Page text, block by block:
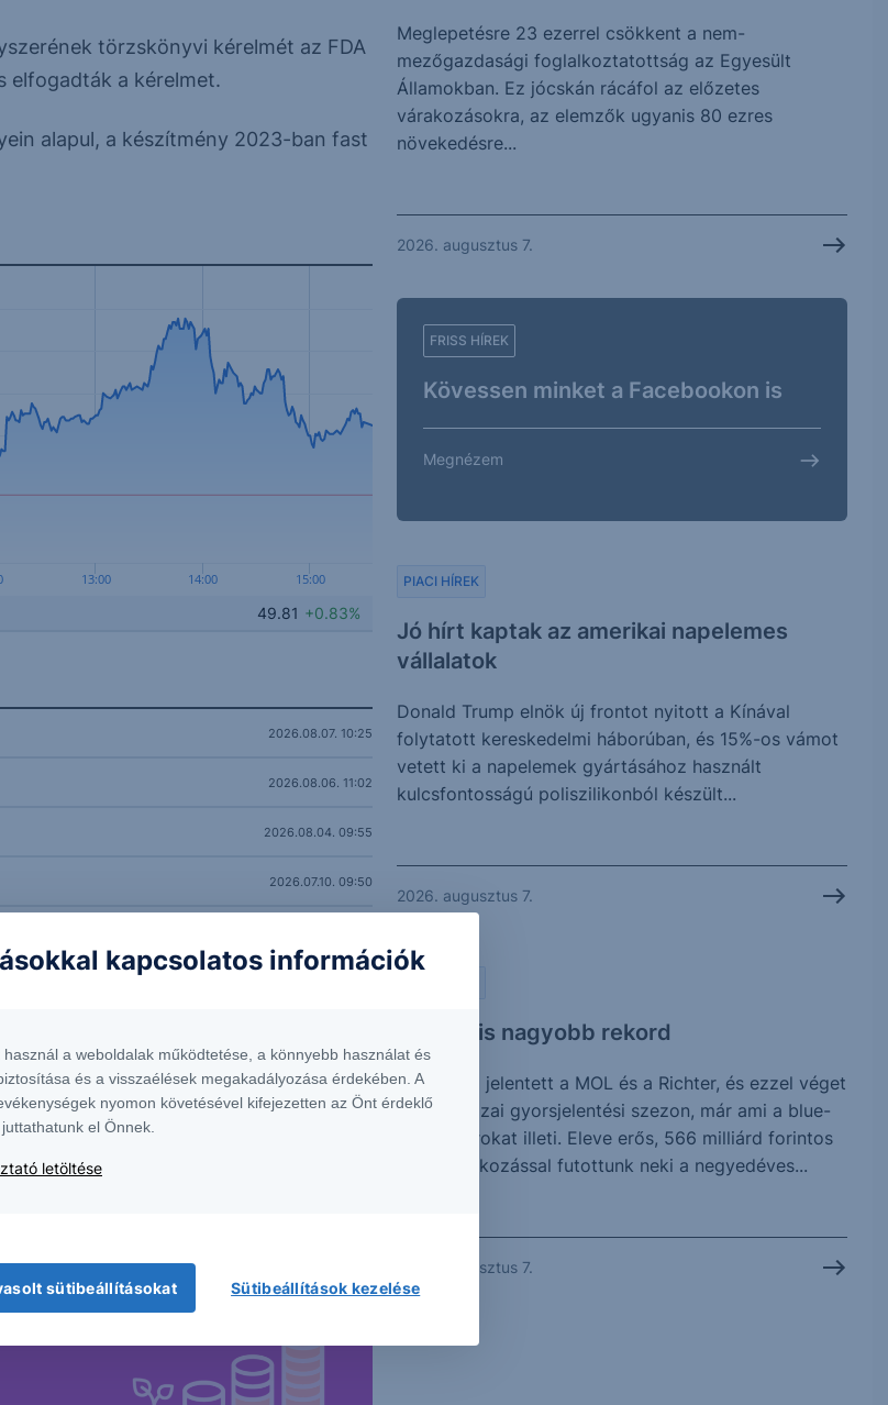
törzskönyvi kérelmét az FDA
elfogadták a kérelmet.
alapul, a készítmény 2023-ban fast
13:00 14:00 15:00
49.81 +0.83%
2026.08.07. 10:25
2026.08.06. 11:02
2026.08.04. 09:55
2026.07.10. 09:50
2026.06.26. 10:00
Meglepetésre 23 ezerrel csökkent a nem-
mezőgazdasági foglalkoztatottság az Egyesült
Államokban. Ez jócskán rácáfol az előzetes
várakozásokra, az elemzők ugyanis 80 ezres
növekedésre...
2026. augusztus 7.
FRISS HÍREK
Kövessen minket a Facebookon is
Megnézem
Jó hírt kaptak az amerikai napelemes
vállalatok
PIACI HÍREK
Donald Trump elnök új frontot nyitott a Kínával
folytatott kereskedelmi háborúban, és 15%-os vámot
vetett ki a napelemek gyártásához használt
kulcsfontosságú poliszilikonból készült...
2026. augusztus 7.
Vártnál is nagyobb rekord
Ma reggel jelentett a MOL és a Richter, és ezzel véget
is ért a hazai gyorsjelentési szezon, már ami a blue-
chip papírokat illeti. Eleve erős, 566 milliárd forintos
profitvárakozással futottunk neki a negyedéves...
2026. augusztus 7.
kapcsolatos információk
a weboldalak működtetése, a könnyebb használat és
és a visszaélések megakadályozása érdekében. A
nyomon követésével kifejezetten az Önt érdeklő
el Önnek.
letöltése
sütibeállításokat Sütibeállítások kezelése